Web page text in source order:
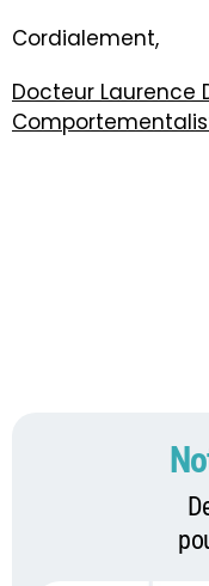
Cordialement,
Docteur Laurence